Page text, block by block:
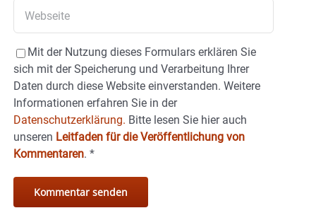
Mit der Nutzung dieses Formulars erklären Sie
sich mit der Speicherung und Verarbeitung Ihrer
Daten durch diese Website einverstanden. Weitere
Informationen erfahren Sie in der
Datenschutzerklärung. Bitte lesen Sie hier auch
unseren Leitfaden für die Veröffentlichung von
Kommentaren. *